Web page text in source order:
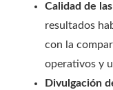
Calidad de
resultados
con la
operativos y
Divulgación